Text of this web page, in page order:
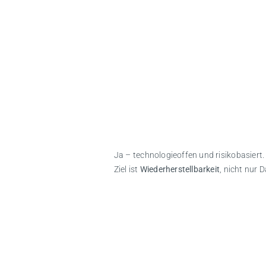
Ja – technologieoffen und risikobasiert.
Ziel ist Wiederherstellbarkeit , nicht nur